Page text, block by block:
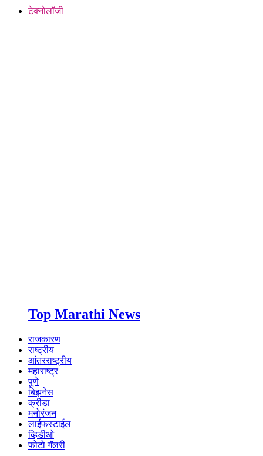
टेक्नोलॉजी
Top Marathi News
राजकारण
राष्ट्रीय
आंतरराष्ट्रीय
महाराष्ट्र
पुणे
बिझनेस
क्रीडा
मनोरंजन
लाईफस्टाईल
व्हिडीओ
फोटो गॅलरी